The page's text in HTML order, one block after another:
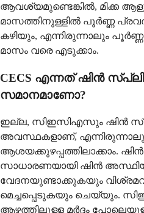
ആവശ്യമുണ്ടെങ്കിൽ, മിക്ക
മാസത്തിനുള്ളിൽ പൂർണ്ണ
കഴിയും, എന്നിരുന്നാലും
മാസം വരെ എടുക്കാം.
CECS എന്നത് ഷിൻ
സമാനമാണോ?
ഇല്ല, സിഇസിഎസും ഷിൻ
അവസ്ഥകളാണ്,
ആശയക്കുഴപ്പത്തിലാക്കാം.
സാധാരണയായി ഷിൻ
വേദനയുണ്ടാക്കുകയും
മെച്ചപ്പെടുകയും ചെയ്യും.
ആഴത്തിലുള്ള മർദ്ദം